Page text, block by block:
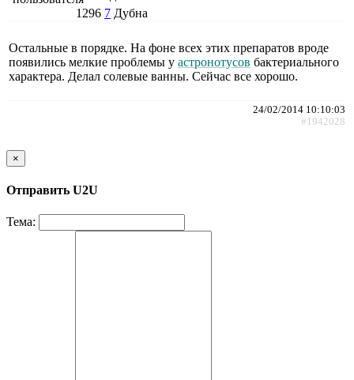
1296 7 Дубна
Остальные в порядке. На фоне всех этих препаратов вроде
появились мелкие проблемы у астронотусов бактериального
характера. Делал солевые ванны. Сейчас все хорошо.
24/02/2014 10:10:03
#1942028
×
Отправить U2U
Тема: